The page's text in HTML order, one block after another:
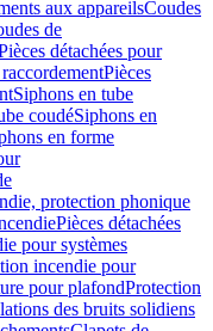
aux appareilsCoudes
de
détachées pour
Pièces
Siphons en tube
coudéSiphons en
en forme
protection phonique
Pièces détachées
pour systèmes
incendie pour
pour plafondProtection
des bruits solidiens